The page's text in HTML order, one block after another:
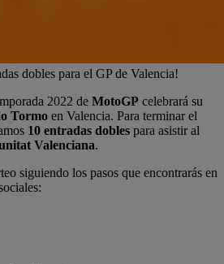
dobles para el GP de Valencia!
2022 de MotoGP celebrará su
Tormo en Valencia. Para terminar el
10 entradas dobles para asistir al
Valenciana.
siguiendo los pasos que encontrarás en